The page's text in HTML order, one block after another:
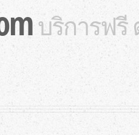
บริการฟรี